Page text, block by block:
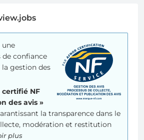
une
confiance
la gestion des
certifié NF
des avis »
la transparence dans le
modération et restitution
plus